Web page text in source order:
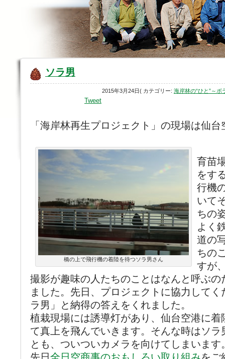
ソラ男
2015年3月24日( カテゴリー: 海岸林の“ひと”～
Tweet
「海岸林再生プロジェクト」の現場は仙
橋の上で飛行機の着陸を待つソラ男さん
育苗
をす
行機
いて
ちの
よく
道の
ちの
すが
撮影が趣味の人たちのことはなんと呼ぶ
ました。先日、プロジェクトに協力して
ラ男」と納得の答えをくれました。
植栽現場には誘導灯があり、仙台空港に
て真上を飛んでいきます。そんな時はソ
とも、ついついカメラを向けてしまいます